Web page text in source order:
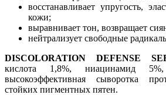
восстанавливает упругость,
кожи;
выравнивает тон, возвращает
нейтрализует свободные
DISCOLORATION
DEFENSE
кислота 1,8%, ниацинамид
высокоэффективная сыворотка
стойких пигментных пятен.